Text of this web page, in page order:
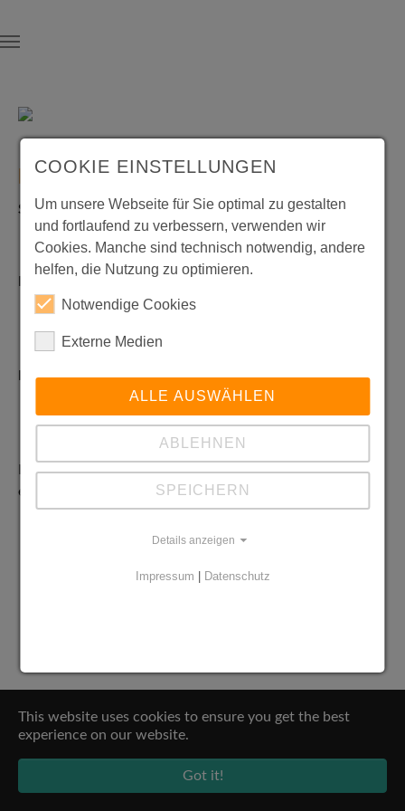
This website uses cookies to ensure you get the best
experience on our website.
Got it!
[SCHULLEITUNG]
Schulleitung:
Komm. Schulleiterin: Annette Zickler-Maier, StD'in
Erweiterte Schulleitung:
Abteilungsleiterin: Iris Boizo, StD'in
Abteilungsleiterin: Simone Seidl, StD'in
Rektoratsassistenz:
Den aktuellen Geschäftsverteilungsplan können Sie hier
einsehen:
COOKIE EINSTELLUNGEN
Um unsere Webseite für Sie optimal zu gestalten
und fortlaufend zu verbessern, verwenden wir
Cookies. Manche sind technisch notwendig, andere
helfen, die Nutzung zu optimieren.
Notwendige Cookies
Externe Medien
ALLE AUSWÄHLEN
ABLEHNEN
SPEICHERN
Details anzeigen
Impressum Datenschutz